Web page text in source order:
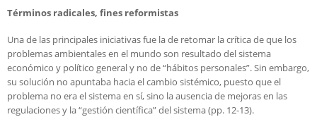
Términos radicales, fines reformistas
Una de las principales iniciativas fue la de retomar la crítica de que los
problemas ambientales en el mundo son resultado del sistema
económico y político general y no de “hábitos personales”. Sin embargo,
su solución no apuntaba hacia el cambio sistémico, puesto que el
problema no era el sistema en sí, sino la ausencia de mejoras en las
regulaciones y la “gestión científica” del sistema (pp. 12-13).